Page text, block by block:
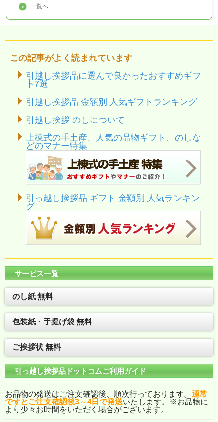
一覧へ
この記事がよく読まれています
引越し挨拶品に選んで良かったおすすめギフ
ト7選
引越し挨拶品 金額別 人気ギフトランキング
引越し挨拶 のしについて
上棟式の手土産、人気の品物ギフト、のしな
どのマナー特集
引っ越し挨拶品 ギフト 金額別 人気ランキン
グ
サービス一覧
のし紙 無料
包装紙・手提げ袋 無料
ご挨拶状 無料
引っ越し挨拶品ドットコムご利用ガイド
お品物の発送はご注文確認後、順次行っております。 通常
ですとご注文確認後3～4日で発送いたします。※お品物に
より少々お時間をいただく場合がございます。